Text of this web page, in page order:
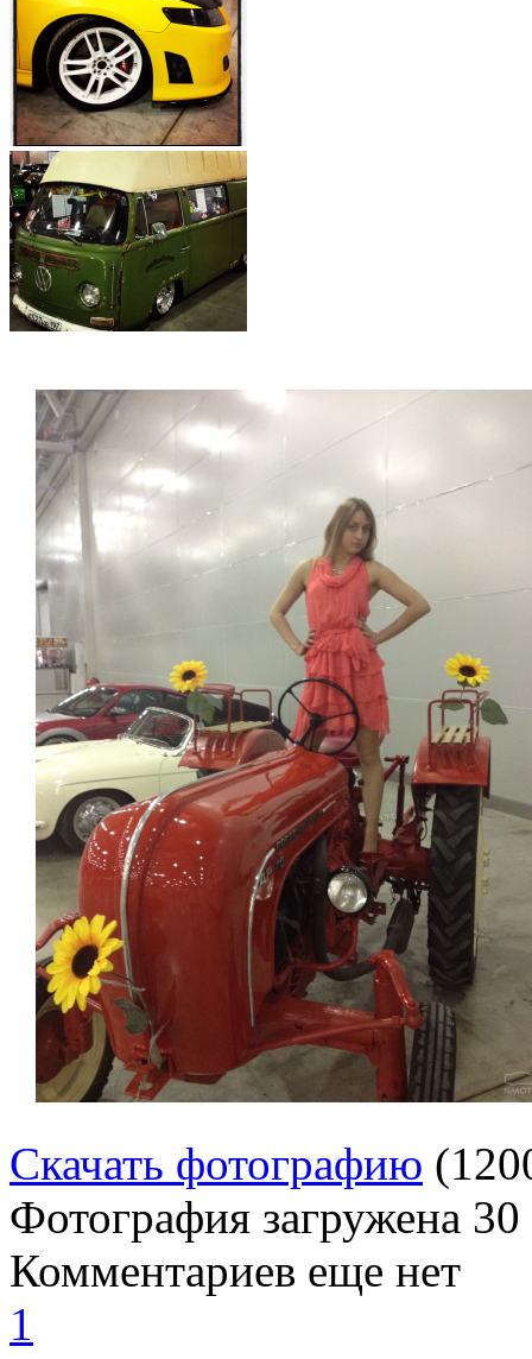
Скачать фотографию
Фотография загружена
Комментариев еще нет
1